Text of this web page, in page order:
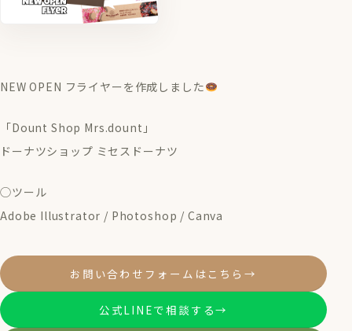
NEW OPEN フライヤーを作成しました
「Dount Shop Mrs.dount」
ドーナツショップ ミセスドーナツ
◯ツール
Adobe Illustrator / Photoshop / Canva
お問い合わせフォームはこちら→
公式LINEで相談する→